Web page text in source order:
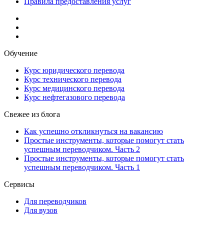
Обучение
Курс юридического перевода
Курс технического перевода
Курс медицинского перевода
Курс нефтегазового перевода
Свежее из блога
Как успешно откликнуться на вакансию
Простые инструменты, которые помогут стать
успешным переводчиком. Часть 2
Простые инструменты, которые помогут стать
успешным переводчиком. Часть 1
Сервисы
Для переводчиков
Для вузов